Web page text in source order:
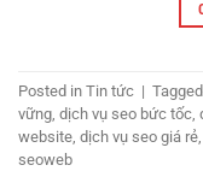
Posted in Tin tức | Tagged
vững, dịch vụ seo bức tốc,
website, dịch vụ seo giá rẻ,
seoweb